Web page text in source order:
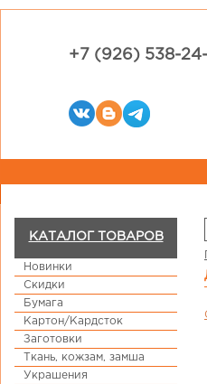
+7 (926) 538-
КАТАЛОГ ТОВАРОВ
Новинки
Скидки
Бумага
Картон/Кардсток
Заготовки
Ткань, кожзам, замша
Украшения